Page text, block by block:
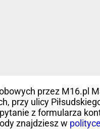
przez M16.pl
przy ulicy
z formularza
znajdziesz w polityce